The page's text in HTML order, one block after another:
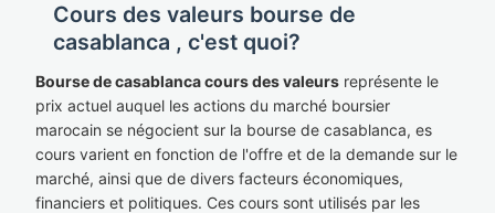
Cours des valeurs bourse de
casablanca , c'est quoi?
Bourse de casablanca cours des valeurs représente le
prix actuel auquel les actions du marché boursier
marocain se négocient sur la bourse de casablanca, es
cours varient en fonction de l'offre et de la demande sur le
marché, ainsi que de divers facteurs économiques,
financiers et politiques. Ces cours sont utilisés par les